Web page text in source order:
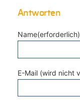
Antworten
Name(erforderlich)
E-Mail (wird nicht